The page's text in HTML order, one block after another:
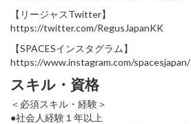
【リージャスTwitter】
https://twitter.com/RegusJapanKK
【SPACESインスタグラム】
https://www.instagram.com/spacesjapan/
スキル・資格
＜必須スキル・経験＞
●社会人経験１年以上